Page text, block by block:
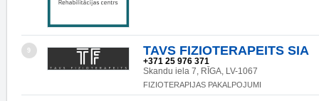
9 TAVS FIZIOTERAPEITS SIA
+371 25 976 371
Skandu iela 7, RĪGA, LV-1067
FIZIOTERAPIJAS PAKALPOJUMI